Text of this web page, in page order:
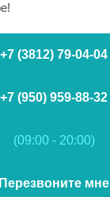
+7 (3812) 79-04-04
+7 (950) 959-88-32
(09:00 - 20:00)
Перезвоните мне